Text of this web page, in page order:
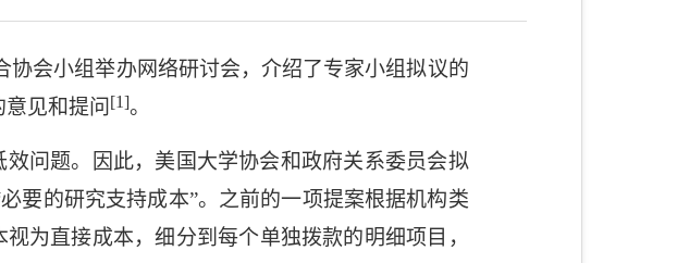
协会小组举办网络研讨会，介绍了专家小组拟议的
见和提问 [1]。
问题。因此，美国大学协会和政府关系委员会拟
要的研究支持成本”。之前的一项提案根据机构类
为直接成本，细分到每个单独拨款的明细项目，